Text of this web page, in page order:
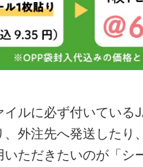
ルに必ず付いている
外注先へ発送した
ただきたいのが「